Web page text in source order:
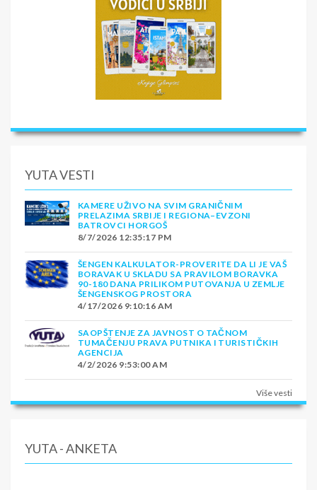
YUTA VESTI
KAMERE UŽIVO NA SVIM GRANIČNIM
PRELAZIMA SRBIJE I REGIONA–EVZONI
BATROVCI HORGOŠ
8/7/2026 12:35:17 PM
ŠENGEN KALKULATOR-PROVERITE DA LI JE VAŠ
BORAVAK U SKLADU SA PRAVILOM BORAVKA
90-180 DANA PRILIKOM PUTOVANJA U ZEMLJE
ŠENGENSKOG PROSTORA
4/17/2026 9:10:16 AM
SAOPŠTENJE ZA JAVNOST O TAČNOM
TUMAČENJU PRAVA PUTNIKA I TURISTIČKIH
AGENCIJA
4/2/2026 9:53:00 AM
Više vesti
YUTA - ANKETA